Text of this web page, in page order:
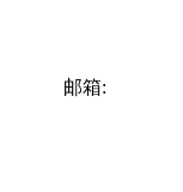
邮箱: